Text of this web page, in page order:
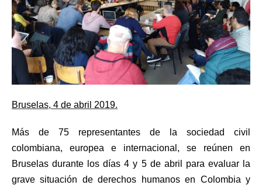
Bruselas, 4 de abril 2019.
Más de 75 representantes de la sociedad civil
colombiana, europea e internacional, se reúnen en
Bruselas durante los días 4 y 5 de abril para evaluar la
grave situación de derechos humanos en Colombia y